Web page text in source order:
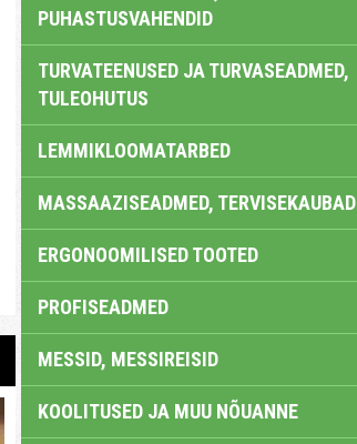
PUHASTUSVAHENDID
TURVATEENUSED JA TURVASEADMED,
TULEOHUTUS
LEMMIKLOOMATARBED
MASSAAZISEADMED, TERVISEKAUBAD
ERGONOOMILISED TOOTED
PROFISEADMED
MESSID, MESSIREISID
KOOLITUSED JA MUU NÕUANNE